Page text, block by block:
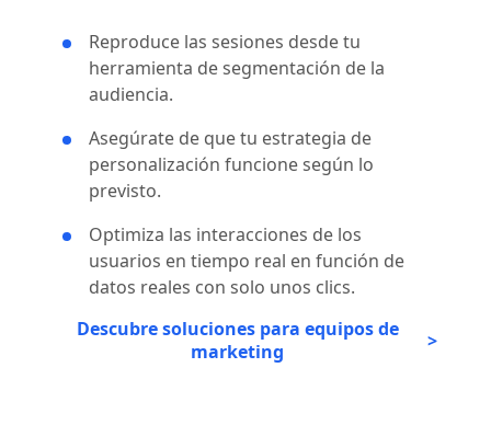
Reproduce las sesiones desde tu
herramienta de segmentación de la
audiencia.
Asegúrate de que tu estrategia de
personalización funcione según lo
previsto.
Optimiza las interacciones de los
usuarios en tiempo real en función de
datos reales con solo unos clics.
Descubre soluciones para equipos de
marketing